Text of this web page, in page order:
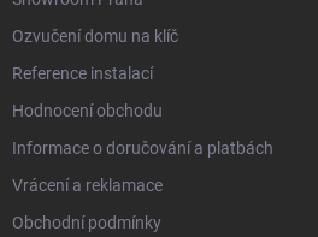
Ozvučení domu na klíč
Reference instalací
Hodnocení obchodu
Informace o doručování a platbách
Vrácení a reklamace
Obchodní podmínky